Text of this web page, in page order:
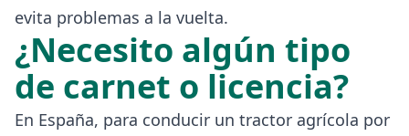
evita problemas a la vuelta.
¿Necesito algún tipo
de carnet o licencia?
En España, para conducir un tractor agrícola por